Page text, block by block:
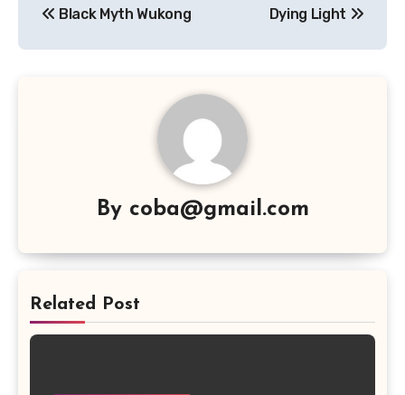
Black Myth Wukong Dying Light
By coba@gmail.com
Related Post